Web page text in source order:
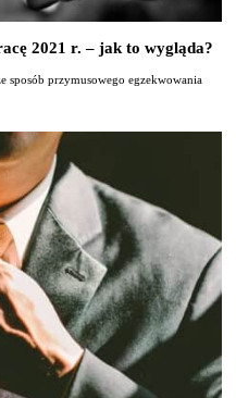
2021 r. – jak to wygląda?
sposób przymusowego egzekwowania